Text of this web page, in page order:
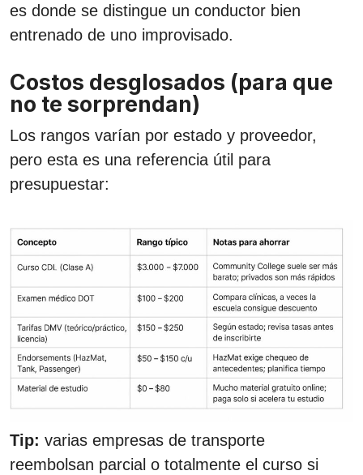
es donde se distingue un conductor bien
entrenado de uno improvisado.
Costos desglosados (para que
no te sorprendan)
Los rangos varían por estado y proveedor,
pero esta es una referencia útil para
presupuestar:
Tip: varias empresas de transporte
reembolsan parcial o totalmente el curso si